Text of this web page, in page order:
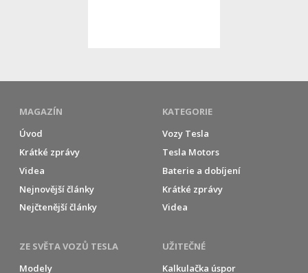
MAGAZÍN
Úvod
Krátké zprávy
Videa
Nejnovější články
Nejčtenější články
KATEGORIE
Vozy Tesla
Tesla Motors
Baterie a dobíjení
Krátké zprávy
Videa
ZE SVĚTA VOZŮ TESLA
Modely
UŽITEČNÉ
Kalkulačka úspor